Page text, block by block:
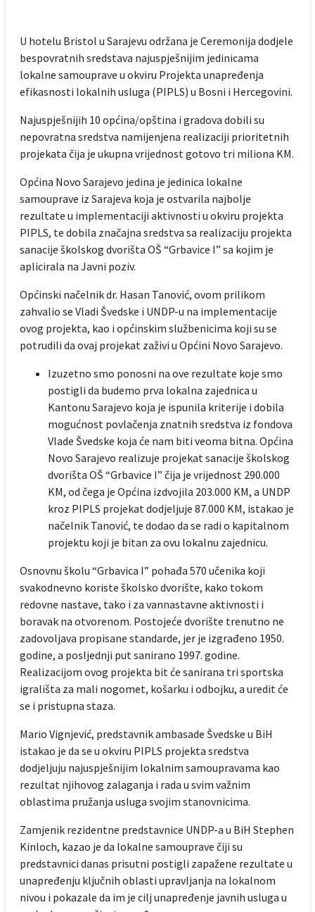
U hotelu Bristol u Sarajevu održana je Ceremonija dodjele
bespovratnih sredstava najuspješnijim jedinicama
lokalne samouprave u okviru Projekta unapređenja
efikasnosti lokalnih usluga (PIPLS) u Bosni i Hercegovini.
Najuspješnijih 10 općina/opština i gradova dobili su
nepovratna sredstva namijenjena realizaciji prioritetnih
projekata čija je ukupna vrijednost gotovo tri miliona KM.
Općina Novo Sarajevo jedina je jedinica lokalne
samouprave iz Sarajeva koja je ostvarila najbolje
rezultate u implementaciji aktivnosti u okviru projekta
PIPLS, te dobila značajna sredstva sa realizaciju projekta
sanacije školskog dvorišta OŠ “Grbavice I” sa kojim je
aplicirala na Javni poziv.
Općinski načelnik dr. Hasan Tanović, ovom prilikom
zahvalio se Vladi Švedske i UNDP-u na implementacije
ovog projekta, kao i općinskim službenicima koji su se
potrudili da ovaj projekat zaživi u Općini Novo Sarajevo.
Izuzetno smo ponosni na ove rezultate koje smo
postigli da budemo prva lokalna zajednica u
Kantonu Sarajevo koja je ispunila kriterije i dobila
mogućnost povlačenja znatnih sredstva iz fondova
Vlade Švedske koja će nam biti veoma bitna. Općina
Novo Sarajevo realizuje projekat sanacije školskog
dvorišta OŠ “Grbavice I” čija je vrijednost 290.000
KM, od čega je Općina izdvojila 203.000 KM, a UNDP
kroz PIPLS projekat dodjeljuje 87.000 KM, istakao je
načelnik Tanović, te dodao da se radi o kapitalnom
projektu koji je bitan za ovu lokalnu zajednicu.
Osnovnu školu “Grbavica I” pohađa 570 učenika koji
svakodnevno koriste školsko dvorište, kako tokom
redovne nastave, tako i za vannastavne aktivnosti i
boravak na otvorenom. Postojeće dvorište trenutno ne
zadovoljava propisane standarde, jer je izgrađeno 1950.
godine, a posljednji put sanirano 1997. godine.
Realizacijom ovog projekta bit će sanirana tri sportska
igrališta za mali nogomet, košarku i odbojku, a uredit će
se i pristupna staza.
Mario Vignjević, predstavnik ambasade Švedske u BiH
istakao je da se u okviru PIPLS projekta sredstva
dodjeljuju najuspješnijim lokalnim samoupravama kao
rezultat njihovog zalaganja i rada u svim važnim
oblastima pružanja usluga svojim stanovnicima.
Zamjenik rezidentne predstavnice UNDP-a u BiH Stephen
Kinloch, kazao je da lokalne samouprave čiji su
predstavnici danas prisutni postigli zapažene rezultate u
unapređenju ključnih oblasti upravljanja na lokalnom
nivou i pokazale da im je cilj unapređenje javnih usluga u